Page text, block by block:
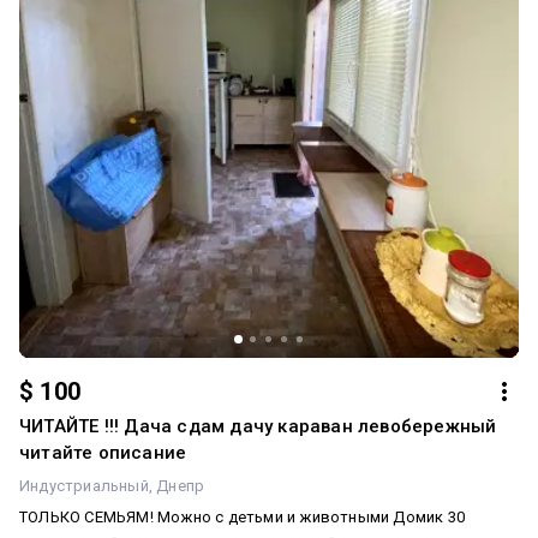
використання. Військових розгдяють,можна поселити велику
кількість людей За детальною інформацією — телефонуйте,
відповім на всі запитання Додатково: Автономність при
блекауті: Працює опалення, Працює інтернет, Працює
водопопостачання. Домашні улюбленці: Так, маленький песик(до
10 кг) 🐕. Санвузол: 2 і більше. Система опалення:
Централізоване. Ремонт: Євроремонт. Меблювання: З меблями.
Побутова техніка: Пральна машина, Холодильник,
Мікрохвильова піч, Духова шафа, Плита. Мультимедіа:
Швидкісний інтернет, Телевізор, Wi-Fi. Комфорт:
Відеоспостереження, Підсобні приміщення, Кондиціонер,
Автоматичні ворота, Ванна, Огорожа, Душова кабіна.
Комунікації: Газ
$ 100
ЧИТАЙТЕ !!! Дача сдам дачу караван левобережный
читайте описание
Индустриальный Днепр
ТОЛЬКО СЕМЬЯМ! Можно с детьми и животными Домик 30